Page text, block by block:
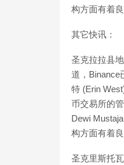
构方面有着
其它快讯：
圣克拉拉县
道，Binance
特 (Erin
币交易所的
Dewi
构方面有着
圣克里斯托